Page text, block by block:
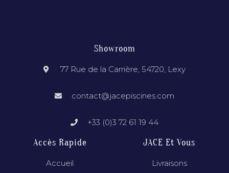
Showroom
77 Rue de la Carrière, 54720, Lexy
contact@jacepiscines.com
+33 (0)3 72 61 19 44
Accès Rapide
Accueil
JACE Et Vous
Livraisons